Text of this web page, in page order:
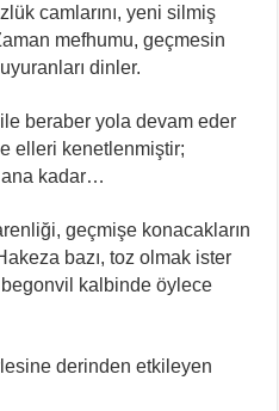
camlarını, yeni silmiş
mefhumu, geçmesin
dinler.
beraber yola devam eder
elleri kenetlenmiştir;
ana kadar…
geçmişe konacakların
bazı, toz olmak ister
kalbinde öylece
derinden etkileyen